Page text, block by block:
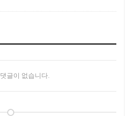
글이 없습니다.